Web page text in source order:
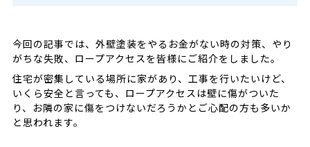
今回の記事では、外壁塗装をやるお金がない時の対策、やり
がちな失敗、ロープアクセスを皆様にご紹介をしました。
住宅が密集している場所に家があり、工事を行いたいけど、
いくら安全と言っても、ロープアクセスは壁に傷がついた
り、お隣の家に傷をつけないだろうかとご心配の方も多いか
と思われます。